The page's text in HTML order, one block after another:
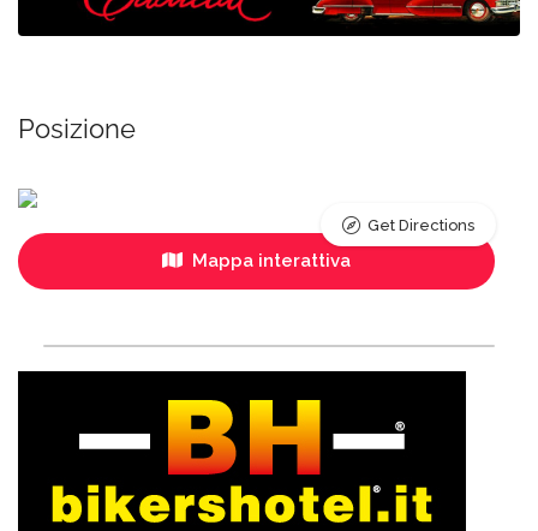
Posizione
Mappa interattiva
Get Directions